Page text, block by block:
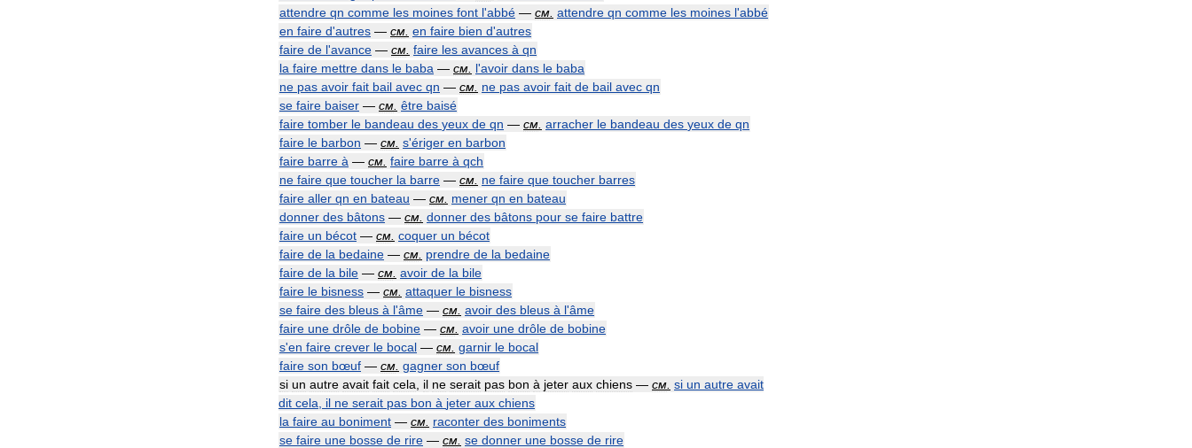
attendre qn comme les moines font l'abbé — см attendre qn comme les moines l'abbé
en faire d'autres — см en faire bien d'autres
faire de l'avance — см faire les avances à qn
la faire mettre dans le baba — см l'avoir dans le baba
ne pas avoir fait bail avec qn — см ne pas avoir fait de bail avec qn
se faire baiser — см être baisé
faire tomber le bandeau des yeux de qn — см arracher le bandeau des yeux de qn
faire le barbon — см s'ériger en barbon
faire barre à — см faire barre à qch
ne faire que toucher la barre — см ne faire que toucher barres
faire aller qn en bateau — см mener qn en bateau
donner des bâtons — см donner des bâtons pour se faire battre
faire un bécot — см coquer un bécot
faire de la bedaine — см prendre de la bedaine
faire de la bile — см avoir de la bile
faire le bisness — см attaquer le bisness
se faire des bleus à l'âme — см avoir des bleus à l'âme
faire une drôle de bobine — см avoir une drôle de bobine
s'en faire crever le bocal — см garnir le bocal
faire son bœuf — см gagner son bœuf
si un autre avait fait cela il ne serait pas bon à jeter aux chiens — см si un autre avait
dit cela il ne serait pas bon à jeter aux chiens
la faire au boniment — см raconter des boniments
se faire une bosse de rire — см se donner une bosse de rire